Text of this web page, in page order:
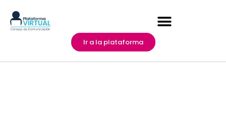
Ir a la plataforma